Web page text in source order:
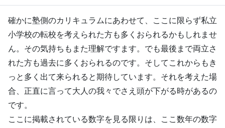
確かに塾側のカリキュラムにあわせて、ここに限らず私立
小学校の転校を考えられた方も多くおられるかもしれませ
ん。その気持ちもまた理解ですます。でも最後まで両立さ
れた方も過去に多くおられるのです。そしてこれからもき
っと多く出て来られると期待しています。それを考えた場
合、正直に言って大人の我々でさえ頭が下がる時があるの
です。
ここに掲載されている数字を見る限りは、ここ数年の数字